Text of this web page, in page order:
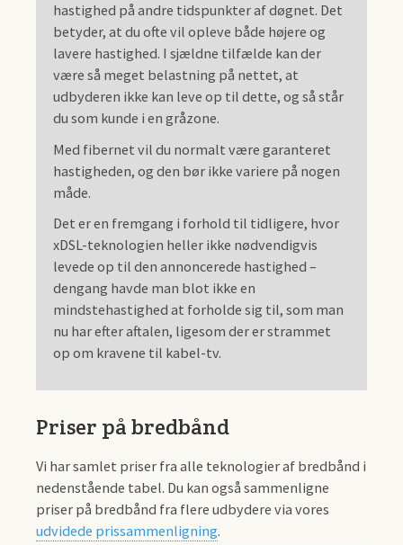
hastighed på andre tidspunkter af døgnet. Det
betyder, at du ofte vil opleve både højere og
lavere hastighed. I sjældne tilfælde kan der
være så meget belastning på nettet, at
udbyderen ikke kan leve op til dette, og så står
du som kunde i en gråzone.
Med fibernet vil du normalt være garanteret
hastigheden, og den bør ikke variere på nogen
måde.
Det er en fremgang i forhold til tidligere, hvor
xDSL-teknologien heller ikke nødvendigvis
levede op til den annoncerede hastighed –
dengang havde man blot ikke en
mindstehastighed at forholde sig til, som man
nu har efter aftalen, ligesom der er strammet
op om kravene til kabel-tv.
Priser på bredbånd
Vi har samlet priser fra alle teknologier af bredbånd i
nedenstående tabel. Du kan også sammenligne
priser på bredbånd fra flere udbydere via vores
udvidede prissammenligning.